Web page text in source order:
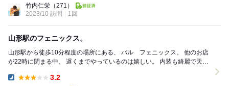
竹内仁栄 （271）
2023/10 訪問
1回
山形駅のフェニックス。
山形駅から徒歩10分程度の場所にある、 バル フェニックス。 他のお店
が22時に閉まる中、 遅くまでやっているのは嬉しい。 内装も綺麗で天井
3.2